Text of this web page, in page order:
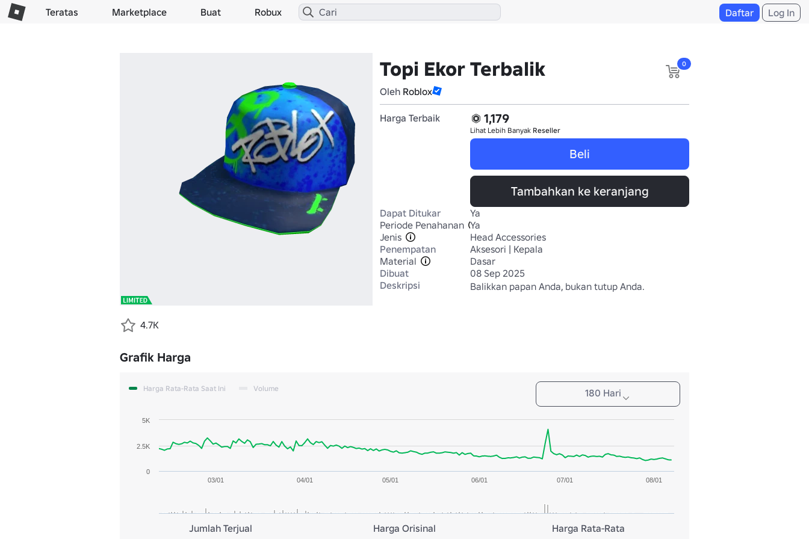
Teratas Marketplace Buat Robux Daftar Log In
Topi Ekor Terbalik
Oleh Roblox
0
Harga Terbaik 1,179
Lihat Lebih Banyak Reseller
Beli
Tambahkan ke keranjang
Dapat Ditukar
Ya
Periode Penahanan Ya
Jenis
Head Accessories
Penempatan
Aksesori | Kepala
Material
Dasar
Dibuat
08 Sep 2025
Deskripsi
Balikkan papan Anda, bukan tutup Anda.
4.7K
Grafik Harga
180 Hari
Harga Rata-Rata Saat Ini Volume
03/01 04/01 05/01 06/01 07/01 08/01
0
2.5K
5K
Jumlah Terjual Harga Orisinal Harga Rata-Rata